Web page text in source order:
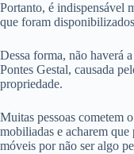
Portanto, é indispensável
que foram
Dessa forma, não haverá
Pontes Gestal, causada
propriedade.
Muitas pessoas cometem
mobiliadas e acharem que
móveis por não ser algo